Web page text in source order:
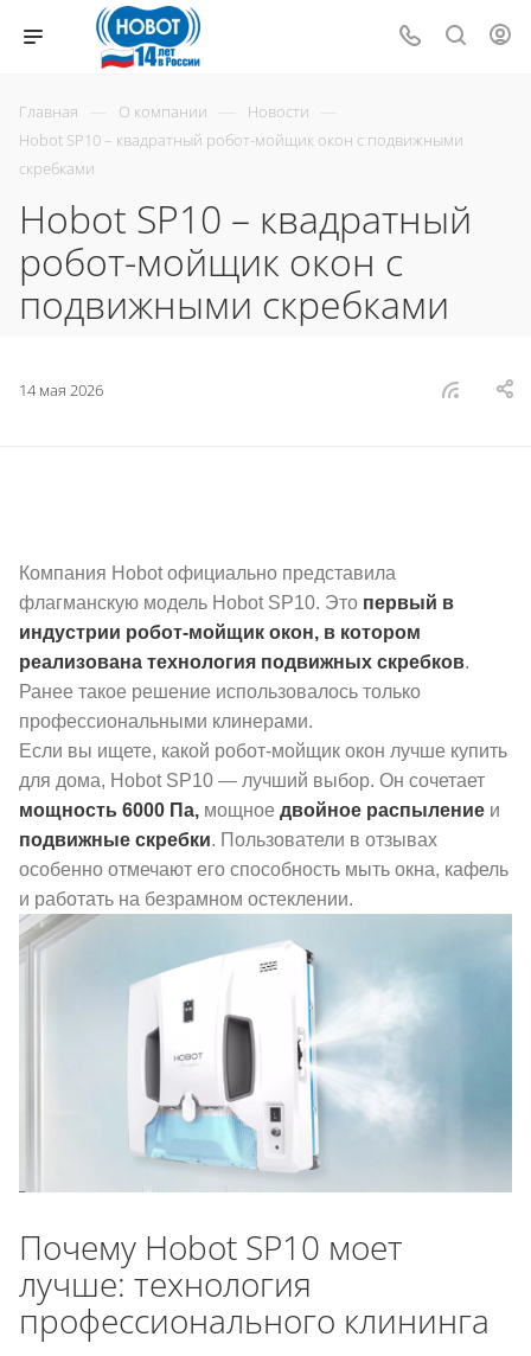
Главная О компании Новости
Hobot SP10 – квадратный робот-мойщик окон с подвижными
скребками
Hobot SP10 – квадратный
робот-мойщик окон с
подвижными скребками
14 мая 2026
Компания Hobot официально представила
флагманскую модель Hobot SP10. Это первый в
индустрии робот-мойщик окон, в котором
реализована технология подвижных скребков.
Ранее такое решение использовалось только
профессиональными клинерами.
Если вы ищете, какой робот-мойщик окон лучше купить
для дома, Hobot SP10 — лучший выбор. Он сочетает
мощность 6000 Па, мощное двойное распыление и
подвижные скребки. Пользователи в отзывах
особенно отмечают его способность мыть окна, кафель
и работать на безрамном остеклении.
Почему Hobot SP10 моет
лучше: технология
профессионального клининга